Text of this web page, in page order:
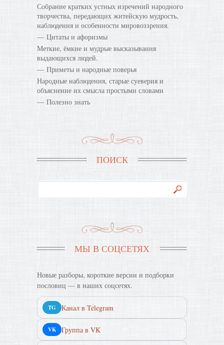
Собрание кратких устных изречений народного
творчества, передающих житейскую мудрость,
наблюдения и особенности мировоззрения.
Цитаты и афоризмы
Меткие, ёмкие и мудрые высказывания
выдающихся людей.
Приметы и народные поверья
Народные наблюдения, старые суеверия и
объяснение их смысла простыми словами
Полезно знать
ПОИСК
МЫ В СОЦСЕТЯХ
Новые разборы, короткие версии и подборки
пословиц — в наших соцсетях.
TG Канал в Telegram
VK Группа в VK